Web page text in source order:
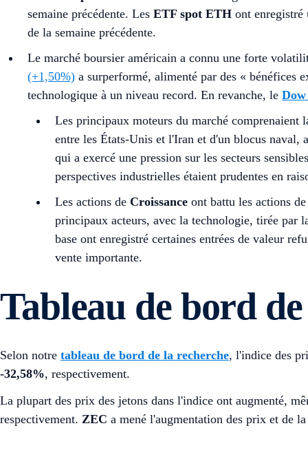
semaine précédente. Les ETF spot ETH ont enregistré
de la semaine précédente.
Le marché boursier américain a connu une forte
(+1,50%) a surperformé, alimenté par des « bénéfices
technologique à un niveau record. En revanche, le Dow
Les principaux moteurs du marché comprenaient
entre les États-Unis et l'Iran et d'un blocus naval,
qui a exercé une pression sur les secteurs
perspectives industrielles étaient prudentes en
Les actions de Croissance ont battu les actions
principaux acteurs, avec la technologie, tirée par
base ont enregistré certaines entrées de valeur
vente importante.
Tableau de bord
Selon notre tableau de bord de la recherche, l'indice des
-32,58%, respectivement.
La plupart des prix des jetons dans l'indice ont augmenté,
respectivement. ZEC a mené l'augmentation des prix et de